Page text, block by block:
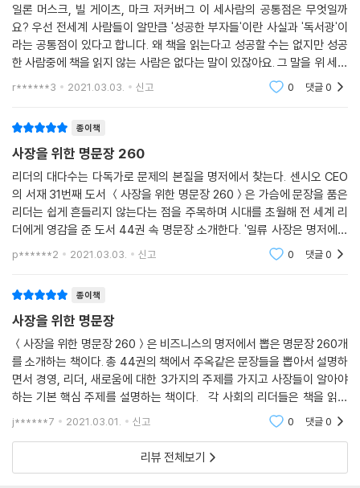
일론 머스크, 빌 게이츠, 마크 저커버그 이 세사람의 공통점은 무엇일까
요? 우선 전세계 사람들이 알만큼 '성공한 부자들'이란 사실과 '독서광'이
라는 공통점이 있다고 합니다. 왜 책을 읽는다고 성공할 수는 없지만 성공
한 사람중에 책을 읽지 않는 사람은 없다는 말이 있잖아요. 그 말을 위 세사
람이 증명하는 것 같습니다. [사장을 위한 명문장 260]이라는 책은
r******3 2021.03.03. 신고 0 댓글0
종이책
사장을 위한 명문장 260
리더의 대다수는 다독가로 문제의 본질을 명저에서 찾는다. 센시오 CEO
의 서재 31번째 도서 ＜사장을 위한 명문장 260＞은 가슴에 문장을 품은
리더는 쉽게 흔들리지 않는다는 점을 주목하며 시대를 초월해 전 세계 리
더에게 영감을 준 도서 44권 속 명문장 소개한다. '일류 사장은 명저에서
경영의 답을 찾는다'라고 주장하는 저자는 책을 끝까지 읽는 것보다 더 중
요한 것은 책의
p******2 2021.03.03. 신고 0 댓글0
종이책
사장을 위한 명문장
＜사장을 위한 명문장 260＞은 비즈니스의 명저에서 뽑은 명문장 260개
를 소개하는 책이다. 총 44권의 책에서 주옥같은 문장들을 뽑아서 설명하
면서 경영, 리더, 새로움에 대한 3가지의 주제를 가지고 사장들이 알아야
하는 기본 핵심 주제를 설명하는 책이다. 각 사회의 리더들은 책을 읽는
사람들이다. 기업을 경영하든, 조직에서 리더를 맡든지 책을 읽는 사람은
리더의 자격이
j******7 2021.03.01. 신고 0 댓글0
리뷰 전체보기